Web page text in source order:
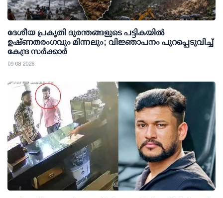
ദേശീയ പ്രകൃതി ദുരന്തങ്ങളുടെ പട്ടികയില്‍
ഉഷ്ണതരംഗവും മിന്നലും; വിജ്ഞാപനം പുറപ്പെടുവിച്ച്
കേന്ദ്ര സര്‍ക്കാര്‍
09 08 2026